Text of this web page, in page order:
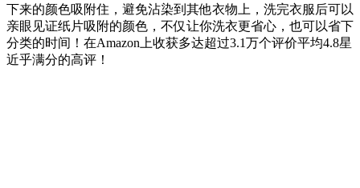
下来的颜色吸附住，避免沾染到其他衣物上，洗完衣服后可以
亲眼见证纸片吸附的颜色，不仅让你洗衣更省心，也可以省下
分类的时间！在Amazon上收获多达超过3.1万个评价平均4.8星
近乎满分的高评！